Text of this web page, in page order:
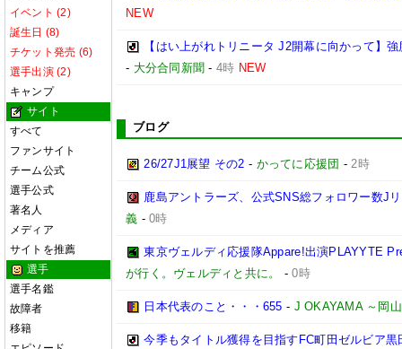
イベント (2)
誕生日 (8)
チケット発売 (6)
選手出演 (2)
キャンプ
サイト
すべて
ファンサイト
チーム公式
選手公式
著名人
メディア
サイトを推薦
選手
選手名鑑
故障者
移籍
NEW
【はい上がれトリニータ J2開幕に向かって】
- 大分合同新聞 - 4時 NEW
ブログ
26/27J1展望 その2 - かってに応援団 -2時
鹿島アントラーズ、公式SNS総フォロワー数J
義 -0時
東京ヴェルディ応援隊Appare!出演PLAYYTE
が行く。ヴェルディと共に。
-0時
日本代表のこと・・・655 - J OKAYAMA ～岡
今季もタイトル獲得を目指すFC町田ゼルビア